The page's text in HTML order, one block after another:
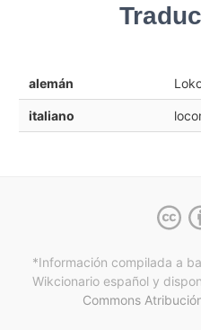
alemán
italiano
*Información compilada a
Wikcionario español y
Commons